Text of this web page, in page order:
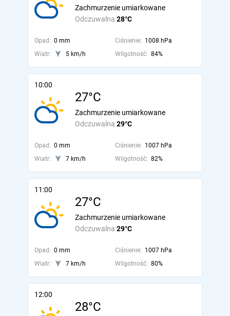
Odczuwalna 28°C
Zachmurzenie umiarkowane
Opad: 0 mm Ciśnienie: 1008 hPa
Wiatr:
5 km/h Wilgotność: 84%
10:00
27°C
Odczuwalna 29°C
Zachmurzenie umiarkowane
Opad: 0 mm Ciśnienie: 1007 hPa
Wiatr:
7 km/h Wilgotność: 82%
11:00
27°C
Odczuwalna 29°C
Zachmurzenie umiarkowane
Opad: 0 mm Ciśnienie: 1007 hPa
Wiatr:
7 km/h Wilgotność: 80%
12:00
28°C